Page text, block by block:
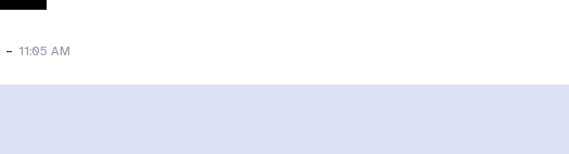
- 11:05 AM